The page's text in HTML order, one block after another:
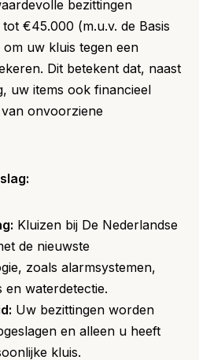
bezittingen
€45.000 (m.u.v. de Basis
uw kluis tegen een
Dit betekent dat, naast
uw items ook financieel
onvoorziene
Kluizen bij De Nederlandse
de nieuwste
zoals alarmsystemen,
en waterdetectie.
Uw bezittingen worden
en alleen u heeft
kluis.